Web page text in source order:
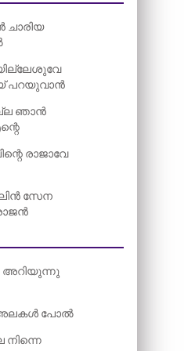
പറയുവാൻ
ഞാൻ
രാജാവേ
സേന
അറിയുന്നു
പോൽ
നിന്നെ